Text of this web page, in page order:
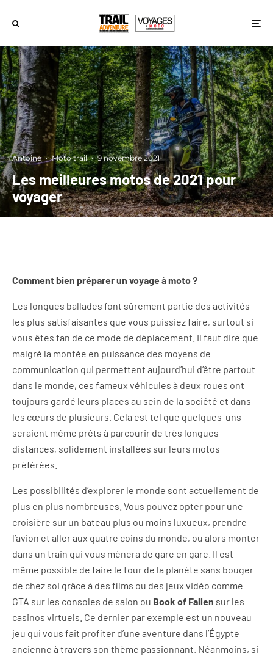
Antoine · Moto trail · 9 novembre 2021
Les meilleures motos de 2021 pour
voyager
Comment bien préparer un voyage à moto ?
Les longues ballades font sûrement partie des activités
les plus satisfaisantes que vous puissiez faire, surtout si
vous êtes fan de ce mode de déplacement. Il faut dire que
malgré la montée en puissance des moyens de
communication qui permettent aujourd’hui d’être partout
dans le monde, ces fameux véhicules à deux roues ont
toujours gardé leurs places au sein de la société et dans
les cœurs de plusieurs. Cela est tel que quelques-uns
seraient même prêts à parcourir de très longues
distances, solidement installées sur leurs motos
préférées.
Les possibilités d’explorer le monde sont actuellement de
plus en plus nombreuses. Vous pouvez opter pour une
croisière sur un bateau plus ou moins luxueux, prendre
l’avion et aller aux quatre coins du monde, ou alors monter
dans un train qui vous mènera de gare en gare. Il est
même possible de faire le tour de la planète sans bouger
de chez soi grâce à des films ou des jeux vidéo comme
GTA sur les consoles de salon ou Book of Fallen sur les
casinos virtuels. Ce dernier par exemple est un nouveau
jeu qui vous fait profiter d’une aventure dans l’Égypte
ancienne à travers son thème passionnant. Néanmoins, si